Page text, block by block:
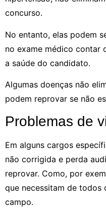
concurso.
No entanto, elas podem
no exame médico contar
a saúde do candidato.
Algumas doenças não
podem reprovar se não
Problemas de
Em alguns cargos
não corrigida e perda
reprovar. Como, por
que necessitam de todos
campo.